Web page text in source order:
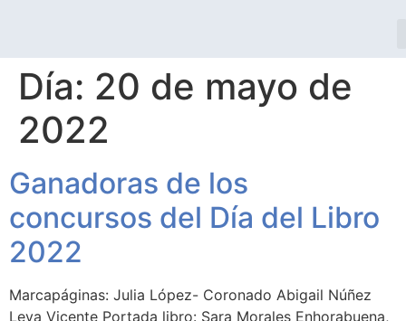
Día: 20 de mayo de
2022
Ganadoras de los
concursos del Día del Libro
2022
Marcapáginas: Julia López- Coronado Abigail Núñez
Leya Vicente Portada libro: Sara Morales Enhorabuena,